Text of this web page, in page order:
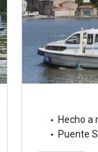
Hecho a
Puente